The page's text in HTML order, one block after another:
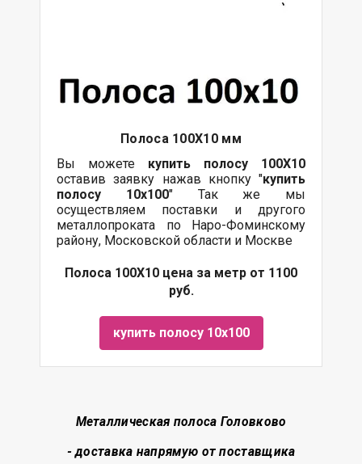
Полоса 100Х10 мм
Вы можете купить полосу 100Х10
оставив заявку нажав кнопку "купить
полосу 10х100" Так же мы
осуществляем поставки и другого
металлопроката по Наро-Фоминскому
району, Московской области и Москве
Полоса 100Х10 цена за метр от 1100
руб.
купить полосу 10х100
Металлическая полоса Головково
- доставка напрямую от поставщика